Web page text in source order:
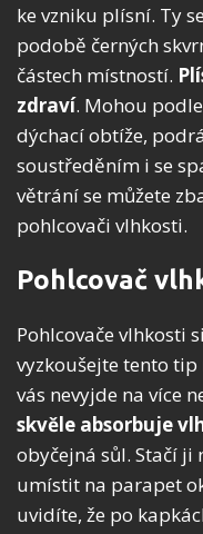
ke vzniku plísní. Ty
podobě černých
částech místností.
zdraví. Mohou
dýchací obtíže,
soustředěním i se
větrání se můžete
pohlcovači vlhkosti.
Pohlcovač
Pohlcovače vlhkosti
vyzkoušejte tento
vás nevyjde na více
skvěle absorbuje
obyčejná sůl. Stačí ji
umístit na parapet
uvidíte, že po